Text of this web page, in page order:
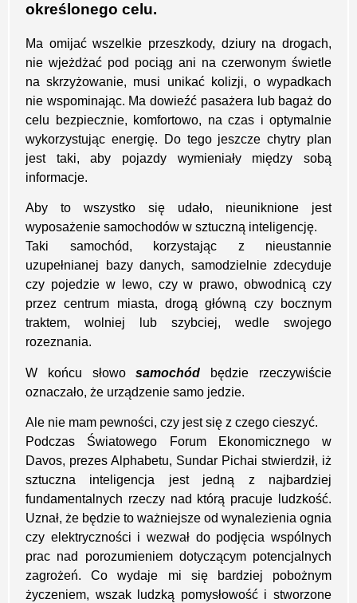
określonego celu.
Ma omijać wszelkie przeszkody, dziury na drogach,
nie wjeżdżać pod pociąg ani na czerwonym świetle
na skrzyżowanie, musi unikać kolizji, o wypadkach
nie wspominając. Ma dowieźć pasażera lub bagaż do
celu bezpiecznie, komfortowo, na czas i optymalnie
wykorzystując energię. Do tego jeszcze chytry plan
jest taki, aby pojazdy wymieniały między sobą
informacje.
Aby to wszystko się udało, nieuniknione jest
wyposażenie samochodów w sztuczną inteligencję.
Taki samochód, korzystając z nieustannie
uzupełnianej bazy danych, samodzielnie zdecyduje
czy pojedzie w lewo, czy w prawo, obwodnicą czy
przez centrum miasta, drogą główną czy bocznym
traktem, wolniej lub szybciej, wedle swojego
rozeznania.
W końcu słowosamochód będzie rzeczywiście
oznaczało, że urządzenie samo jedzie.
Ale nie mam pewności, czy jest się z czego cieszyć.
Podczas Światowego Forum Ekonomicznego w
Davos, prezes Alphabetu, Sundar Pichai stwierdził, iż
sztuczna inteligencja jest jedną z najbardziej
fundamentalnych rzeczy nad którą pracuje ludzkość.
Uznał, że będzie to ważniejsze od wynalezienia ognia
czy elektryczności i wezwał do podjęcia wspólnych
prac nad porozumieniem dotyczącym potencjalnych
zagrożeń. Co wydaje mi się bardziej pobożnym
życzeniem, wszak ludzką pomysłowość i stworzone